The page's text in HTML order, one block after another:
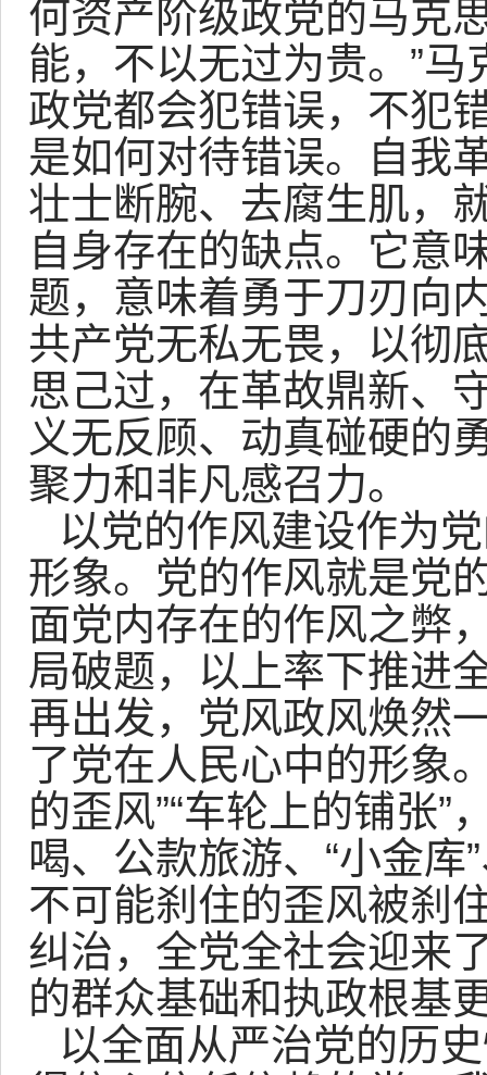
何资产阶级政党的马克
能，不以无过为贵。”
政党都会犯错误，不犯
是如何对待错误。自我
壮士断腕、去腐生肌，
自身存在的缺点。它意
题，意味着勇于刀刃向
共产党无私无畏，以彻
思己过，在革故鼎新、
义无反顾、动真碰硬的
聚力和非凡感召力。
以党的作风建设作为
形象。党的作风就是党
面党内存在的作风之弊
局破题，以上率下推进
再出发，党风政风焕然
了党在人民心中的形象
的歪风”“车轮上的铺张
喝、公款旅游、“小金库
不可能刹住的歪风被刹
纠治，全党全社会迎来
的群众基础和执政根基
以全面从严治党的历